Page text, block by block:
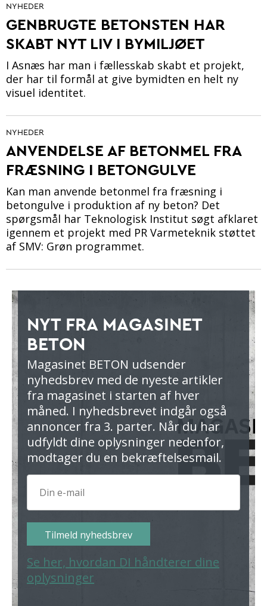
NYHEDER
GENBRUGTE BETONSTEN HAR
SKABT NYT LIV I BYMILJØET
I Asnæs har man i fællesskab skabt et projekt,
der har til formål at give bymidten en helt ny
visuel identitet.
NYHEDER
ANVENDELSE AF BETONMEL FRA
FRÆSNING I BETONGULVE
Kan man anvende betonmel fra fræsning i
betongulve i produktion af ny beton? Det
spørgsmål har Teknologisk Institut søgt afklaret
igennem et projekt med PR Varmeteknik støttet
af SMV: Grøn programmet.
NYT FRA MAGASINET
BETON
Magasinet BETON udsender
nyhedsbrev med de nyeste artikler
fra magasinet i starten af hver
måned. I nyhedsbrevet indgår også
annoncer fra 3. parter. Når du har
udfyldt dine oplysninger nedenfor,
modtager du en bekræftelsesmail.
Tilmeld nyhedsbrev
Se her, hvordan DI håndterer dine
oplysninger